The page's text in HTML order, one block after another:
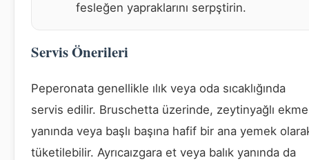
fesleğen yapraklarını serpştirin.
Servis Önerileri
Peperonata genellikle ılık veya oda sıcaklığında
servis edilir. Bruschetta üzerinde, zeytinyağlı
yanında veya başlı başına hafif bir ana yemek
tüketilebilir. Ayrıcaızgara et veya balık yanında da